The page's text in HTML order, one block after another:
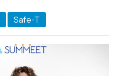
Safe-T